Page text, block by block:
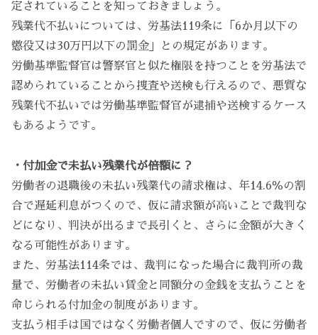
定されていることを知っておきましょう。
残業代不払いについては、労基法119条に「6か月以下の
懲役又は30万円以下の罰金」との規定があります。
労働基準監督官は警察官と似た権限を持つことを労基法で
認められていることから捜査や送検も行えるので、悪質な
残業代不払いでは労働基準監督官が逮捕や送検するケース
もあるようです。
・付加金で未払い残業代が倍額に？
労働者の退職後の未払い残業代の請求権は、年14.6％の割
合で遅延利息がつくので、仮に請求額が高いことで裁判な
どになり、判決が出るまで長引くと、さらに金額が大きく
なる可能性があります。
また、労基法114条では、裁判になった場合に裁判所の裁
量で、労働者の未払い賃金と同額分の金銭を支払うことを
命じられる付加金の制度があります。
支払う相手は国ではなく労働者個人ですので、仮に労働者